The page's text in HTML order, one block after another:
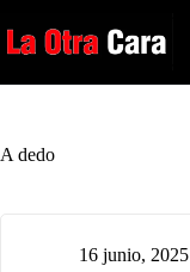
al
contenido
A dedo
16 junio, 2025